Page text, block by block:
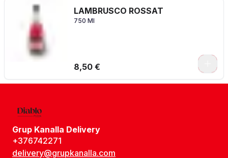
LAMBRUSCO ROSSAT
750 Ml
8,50 €
Grup Kanalla Delivery
+376742271
delivery@grupkanalla.com